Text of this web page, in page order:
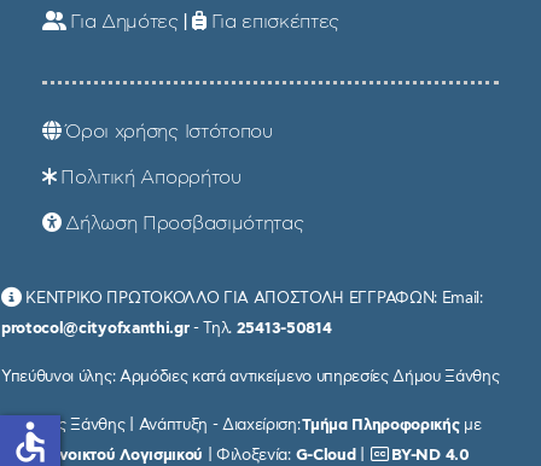
Για Δημότες | Για επισκέπτες
Όροι χρήσης Ιστότοπου
Πολιτική Απορρήτου
Δήλωση Προσβασιμότητας
ΚΕΝΤΡΙΚΟ ΠΡΩΤΟΚΟΛΛΟ ΓΙΑ ΑΠΟΣΤΟΛΗ ΕΓΓΡΑΦΩΝ: Email:
protocol@cityofxanthi.gr- Τηλ. 25413-50814
Υπεύθυνοι ύλης: Αρμόδιες κατά αντικείμενο υπηρεσίες Δήμου Ξάνθης
© Δήμος Ξάνθης | Ανάπτυξη - Διαχείριση:Τμήμα Πληροφορικήςμε
χρήση
Ανοικτού Λογισμικού | Φιλοξενία: G-Cloud BY-ND 4.0
accessible